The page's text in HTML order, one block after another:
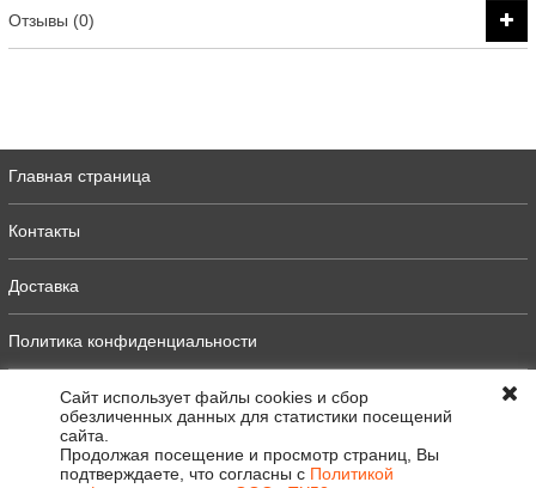
Отзывы (0)
Главная страница
Контакты
Доставка
Политика конфиденциальности
Оферта
Полная версия
Сайт использует файлы cookies и сбор
обезличенных данных для статистики посещений
сайта.
Продолжая посещение и просмотр страниц, Вы
подтверждаете, что согласны с Политикой